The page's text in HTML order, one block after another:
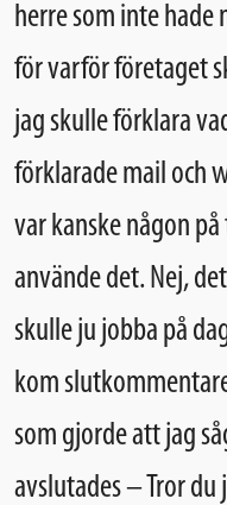
herre som inte hade
för varför företaget
jag skulle förklara
förklarade mail och
var kanske någon
använde det. Nej,
skulle ju jobba på
kom
som gjorde att jag
avslutades – Tror